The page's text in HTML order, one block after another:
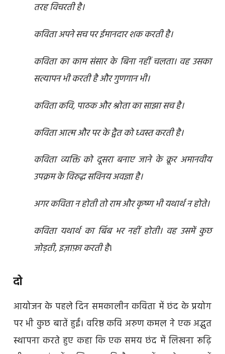
तरह विचरती है।
कविता अपने सच पर ईमानदार शक करती है।
कविता का काम संसार के बिना नहीं चलता। वह उसका
सत्यापन भी करती है और गुणगान भी।
कविता कवि, पाठक और श्रोता का साझा सच है।
कविता आत्म और पर के द्वैत को ध्वस्त करती है।
कविता व्यक्ति को दूसरा बनाए जाने के क्रूर अमानवीय
उपक्रम के विरुद्ध सविनय अवज्ञा है।
अगर कविता न होती तो राम और कृष्ण भी यथार्थ न होते।
कविता यथार्थ का बिंब भर नहीं होती। वह उसमें कुछ
जोड़ती, इज़ाफ़ा करती है।
दो
आयोजन के पहले दिन समकालीन कविता में छंद के प्रयोग
पर भी कुछ बातें हुईं। वरिष्ठ कवि अरुण कमल ने एक अद्भुत
स्थापना करते हुए कहा कि एक समय छंद में लिखना रूढ़ि